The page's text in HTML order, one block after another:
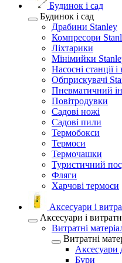
Будинок і сад
Будинок і сад
Драбини Stanley
Компресори
Ліхтарики
Мінімийки
Насосні станції
Обприскувачі
Пневматичний
Повітродувки
Садові ножі
Садові пили
Термобокси
Термоси
Термочашки
Туристичний
Фляги
Харчові термоси
Аксесуари і
Аксесуари і
Витратні
Витратні
Аксесуари
Бури